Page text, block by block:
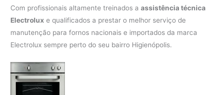
Com profissionais altamente treinados aassistência técnica
Electrolux e qualificados a prestar o melhor serviço de
manutenção para fornos nacionais e importados da marca
Electrolux sempre perto do seu bairro Higienópolis.